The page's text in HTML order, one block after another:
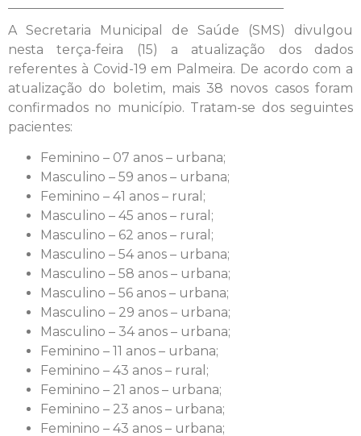
A Secretaria Municipal de Saúde (SMS) divulgou
nesta terça-feira (15) a atualização dos dados
referentes à Covid-19 em Palmeira. De acordo com a
atualização do boletim, mais 38 novos casos foram
confirmados no município. Tratam-se dos seguintes
pacientes:
Feminino – 07 anos – urbana;
Masculino – 59 anos – urbana;
Feminino – 41 anos – rural;
Masculino – 45 anos – rural;
Masculino – 62 anos – rural;
Masculino – 54 anos – urbana;
Masculino – 58 anos – urbana;
Masculino – 56 anos – urbana;
Masculino – 29 anos – urbana;
Masculino – 34 anos – urbana;
Feminino – 11 anos – urbana;
Feminino – 43 anos – rural;
Feminino – 21 anos – urbana;
Feminino – 23 anos – urbana;
Feminino – 43 anos – urbana;